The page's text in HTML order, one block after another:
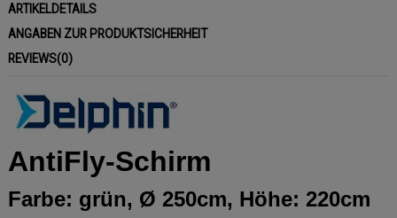
ARTIKELDETAILS
ANGABEN ZUR PRODUKTSICHERHEIT
REVIEWS(0)
AntiFly-Schirm
Farbe: grün, Ø 250cm, Höhe: 220cm